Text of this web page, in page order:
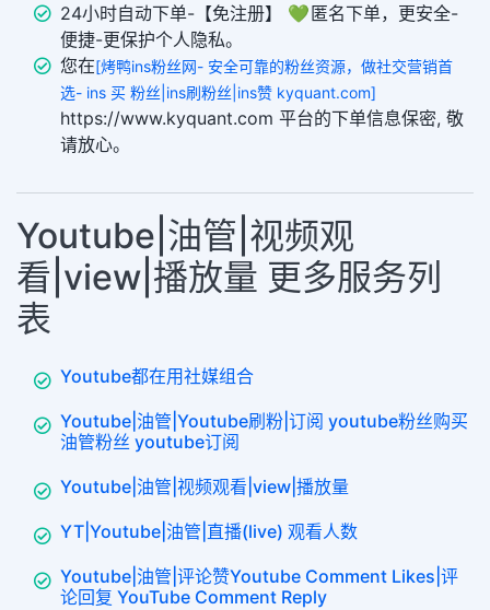
24小时自动下单-【免注册】 💚 匿名下单，更安全-
便捷-更保护个人隐私。
您在[烤鸭ins粉丝网- 安全可靠的粉丝资源，做社交营销首
选- ins 买 粉丝|ins刷粉丝|ins赞 kyquant.com]
https://www.kyquant.com 平台的下单信息保密, 敬
请放心。
Youtube|油管|视频观
看|view|播放量 更多服务列
表
Youtube都在用社媒组合
Youtube|油管|Youtube刷粉|订阅 youtube粉丝购买
油管粉丝 youtube订阅
Youtube|油管|视频观看|view|播放量
YT|Youtube|油管|直播(live) 观看人数
Youtube|油管|评论赞Youtube Comment Likes|评
论回复 YouTube Comment Reply